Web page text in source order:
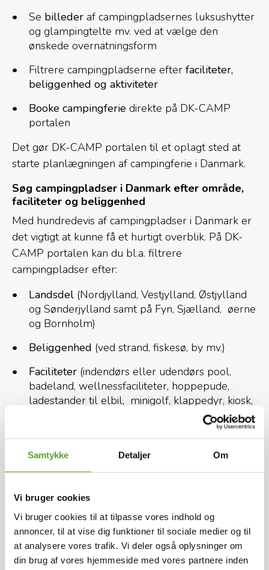
Samtykke Detaljer Om
Vi bruger cookies
Vi bruger cookies til at tilpasse vores indhold og
annoncer, til at vise dig funktioner til sociale medier og til
at analysere vores trafik. Vi deler også oplysninger om
din brug af vores hjemmeside med vores partnere inden
Se billeder af campingpladsernes luksushytter
og glampingtelte mv. ved at vælge den
ønskede overnatningsform
Filtrere campingpladserne efter faciliteter,
beliggenhed og aktiviteter
Booke campingferie direkte på DK-CAMP
portalen
Det gør DK-CAMP portalen til et oplagt sted at
starte planlægningen af campingferie i Danmark.
Søg campingpladser i Danmark efter område,
faciliteter og beliggenhed
Med hundredevis af campingpladser i Danmark er
det vigtigt at kunne få et hurtigt overblik. På DK-
CAMP portalen kan du bl.a. filtrere
campingpladser efter:
Landsdel (Nordjylland, Vestjylland, Østjylland
og Sønderjylland samt på Fyn, Sjælland, øerne
og Bornholm)
Beliggenhed (ved strand, fiskesø, by mv.)
Faciliteter (indendørs eller udendørs pool,
badeland, wellnessfaciliteter, hoppepude,
ladestander til elbil, minigolf, klappedyr, kiosk,
restaurant, udlejning af cykler, kano eller kajak
Overnatningstype
(glampingtelt, safaritelt,
hytte eller plads til egen campingvogn,
Filtrene gør det nemt at finde de bedste
campingpladser i Danmark til dit behov.
Kort over campingpladser i Danmark
Vælg "vis på kort" funktionen her på hjemmesiden